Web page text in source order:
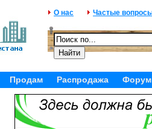
О нас Частые
Продам Распродажа Форум